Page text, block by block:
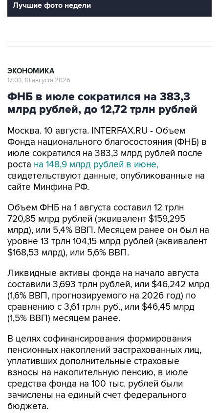
Лучшие фото недели
ЭКОНОМИКА
17:03, 10 августа 2026
ФНБ в июле сократился на 383,3
млрд рублей, до 12,72 трлн рублей
Москва. 10 августа. INTERFAX.RU - Объем
Фонда национального благосостояния (ФНБ) в
июле сократился на 383,3 млрд рублей после
роста на 148,9 млрд рублей в июне,
свидетельствуют данные, опубликованные на
сайте Минфина РФ.
Объем ФНБ на 1 августа составил 12 трлн
720,85 млрд рублей (эквивалент $159,295
млрд), или 5,4% ВВП. Месяцем ранее он был на
уровне 13 трлн 104,15 млрд рублей (эквивалент
$168,53 млрд), или 5,6% ВВП.
Ликвидные активы фонда на начало августа
составили 3,693 трлн рублей, или $46,242 млрд
(1,6% ВВП, прогнозируемого на 2026 год) по
сравнению с 3,61 трлн руб., или $46,45 млрд
(1,5% ВВП) месяцем ранее.
В целях софинансирования формирования
пенсионных накоплений застрахованных лиц,
уплативших дополнительные страховые
взносы на накопительную пенсию, в июле
средства фонда на 100 тыс. рублей были
зачислены на единый счет федерального
бюджета.